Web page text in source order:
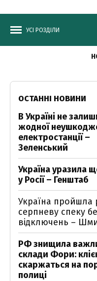
УСІ РОЗДІЛИ
ОСТАННІ НОВИНИ
В Україні не
жодної
електростанції –
Зеленський
Україна уразила
у Росії – Генштаб
Україна пройшла
серпневу спеку
відключень –
РФ знищила
склади Фори:
скаржаться на
полиці